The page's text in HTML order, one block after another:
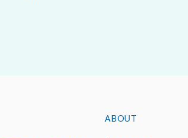
physiology and concomitant
ABOUT